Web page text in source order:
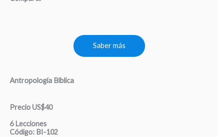
Saber más
Antropología Bíblica
Precio US$40
6 Lecciones
Código: BI-102